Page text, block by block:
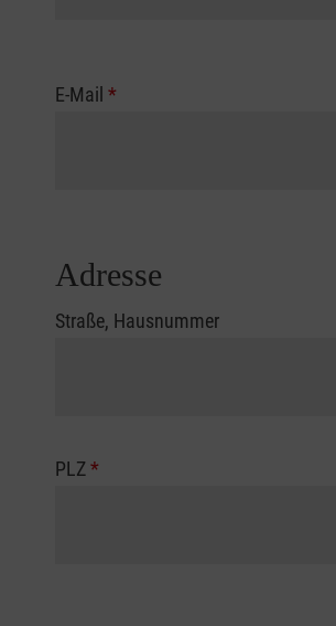
E-Mail *
Adresse
Straße, Hausnummer
PLZ*